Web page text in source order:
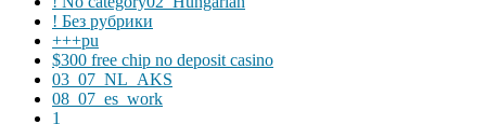
! Без рубрики
+++pu
$300 free chip no deposit casino
03_07_NL_AKS
08_07_es_work
1